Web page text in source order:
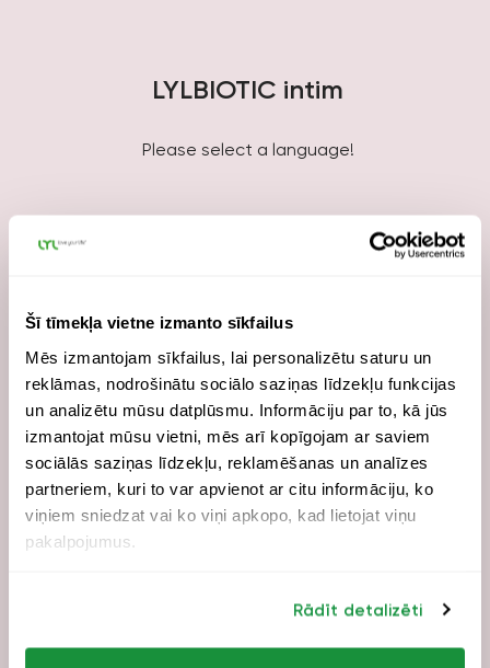
Šī tīmekļa vietne izmanto sīkfailus
Mēs izmantojam sīkfailus, lai personalizētu saturu un
reklāmas, nodrošinātu sociālo saziņas līdzekļu funkcijas
un analizētu mūsu datplūsmu. Informāciju par to, kā jūs
izmantojat mūsu vietni, mēs arī kopīgojam ar saviem
sociālās saziņas līdzekļu, reklamēšanas un analīzes
partneriem, kuri to var apvienot ar citu informāciju, ko
viņiem sniedzat vai ko viņi apkopo, kad lietojat viņu
pakalpojumus.
Rādīt detalizēti
LYLBIOTIC intim
Please select a language!
EN
Scientific base of LYLBIOTIC intim
LV